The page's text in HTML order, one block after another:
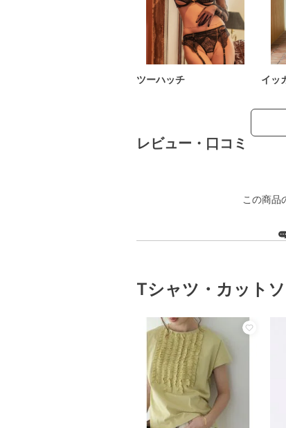
ツーハッチ イッ
レビュー・口コミ
この商品
Tシャツ・カット